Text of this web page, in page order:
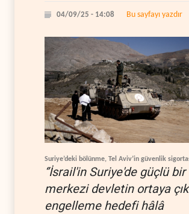
04/09/25 - 14:08 Bu sayfayı yazdır
Suriye’deki bölünme, Tel Aviv’in güvenlik
‘’İsrail'in Suriye'de güçlü bir
merkezi devletin ortaya
engelleme hedefi hâlâ